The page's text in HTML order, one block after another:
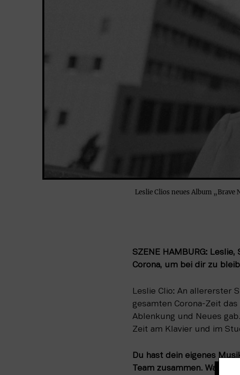
Leslie Clios neues Album
SZENE HAMBURG:
Corona, um bei dir zu
Leslie Clio: An allererster
gesamten Corona-Zeit
Ablenkung und Neues
Zeit am Klavier und im
Du hast dein eigenes
Team zusammen. Warum?